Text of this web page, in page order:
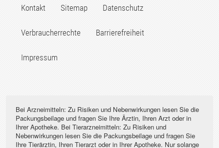
Kontakt Sitemap Datenschutz
Verbraucherrechte Barrierefreiheit
Impressum
Bei Arzneimitteln: Zu Risiken und Nebenwirkungen lesen Sie die
Packungsbeilage und fragen Sie Ihre Ärztin, Ihren Arzt oder in
Ihrer Apotheke. Bei Tierarzneimitteln: Zu Risiken und
Nebenwirkungen lesen Sie die Packungsbeilage und fragen Sie
Ihre Tierärztin, Ihren Tierarzt oder in Ihrer Apotheke. Nur solange